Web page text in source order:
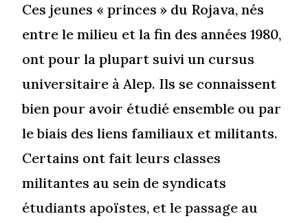
Ces jeunes « princes » du Rojava, nés
entre le milieu et la fin des années 1980,
ont pour la plupart suivi un cursus
universitaire à Alep. Ils se connaissent
bien pour avoir étudié ensemble ou par
le biais des liens familiaux et militants.
Certains ont fait leurs classes
militantes au sein de syndicats
étudiants apoïstes, et le passage au